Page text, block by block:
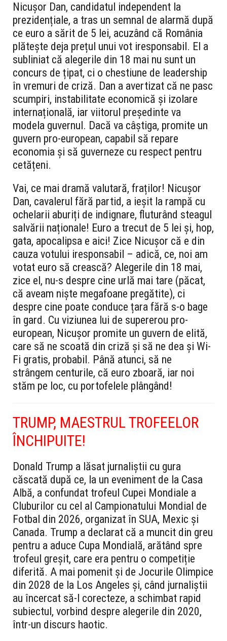
Nicușor Dan, candidatul independent la
prezidențiale, a tras un semnal de alarmă după
ce euro a sărit de 5 lei, acuzând că România
plătește deja prețul unui vot iresponsabil. El a
subliniat că alegerile din 18 mai nu sunt un
concurs de țipat, ci o chestiune de leadership
în vremuri de criză. Dan a avertizat că ne pasc
scumpiri, instabilitate economică și izolare
internațională, iar viitorul președinte va
modela guvernul. Dacă va câștiga, promite un
guvern pro-european, capabil să repare
economia și să guverneze cu respect pentru
cetățeni.
Vai, ce mai dramă valutară, fraților! Nicușor
Dan, cavalerul fără partid, a ieșit la rampă cu
ochelarii aburiți de indignare, fluturând steagul
salvării naționale! Euro a trecut de 5 lei și, hop,
gata, apocalipsa e aici! Zice Nicușor că e din
cauza votului iresponsabil – adică, ce, noi am
votat euro să crească? Alegerile din 18 mai,
zice el, nu-s despre cine urlă mai tare (păcat,
că aveam niște megafoane pregătite), ci
despre cine poate conduce țara fără s-o bage
în gard. Cu viziunea lui de supererou pro-
european, Nicușor promite un guvern de elită,
care să ne scoată din criză și să ne dea și Wi-
Fi gratis, probabil. Până atunci, să ne
strângem centurile, că euro zboară, iar noi
stăm pe loc, cu portofelele plângând!
TRUMP, MAESTRUL TROFEELOR
ÎNCHIPUITE!
Donald Trump a lăsat jurnaliștii cu gura
căscată după ce, la un eveniment de la Casa
Albă, a confundat trofeul Cupei Mondiale a
Cluburilor cu cel al Campionatului Mondial de
Fotbal din 2026, organizat în SUA, Mexic și
Canada. Trump a declarat că a muncit din greu
pentru a aduce Cupa Mondială, arătând spre
trofeul greșit, care era pentru o competiție
diferită. A mai pomenit și de Jocurile Olimpice
din 2028 de la Los Angeles și, când jurnaliștii
au încercat să-l corecteze, a schimbat rapid
subiectul, vorbind despre alegerile din 2020,
într-un discurs haotic.